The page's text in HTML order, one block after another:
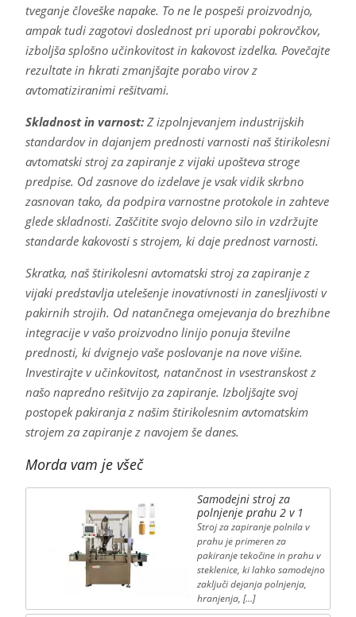
tveganje človeške napake. To ne le pospeši proizvodnjo,
ampak tudi zagotovi doslednost pri uporabi pokrovčkov,
izboljša splošno učinkovitost in kakovost izdelka. Povečajte
rezultate in hkrati zmanjšajte porabo virov z
avtomatiziranimi rešitvami.
Skladnost in varnost:Z izpolnjevanjem industrijskih
standardov in dajanjem prednosti varnosti naš štirikolesni
avtomatski stroj za zapiranje z vijaki upošteva stroge
predpise. Od zasnove do izdelave je vsak vidik skrbno
zasnovan tako, da podpira varnostne protokole in zahteve
glede skladnosti. Zaščitite svojo delovno silo in vzdržujte
standarde kakovosti s strojem, ki daje prednost varnosti.
Skratka, naš štirikolesni avtomatski stroj za zapiranje z
vijaki predstavlja utelešenje inovativnosti in zanesljivosti v
pakirnih strojih. Od natančnega omejevanja do brezhibne
integracije v vašo proizvodno linijo ponuja številne
prednosti, ki dvignejo vaše poslovanje na nove višine.
Investirajte v učinkovitost, natančnost in vsestranskost z
našo napredno rešitvijo za zapiranje. Izboljšajte svoj
postopek pakiranja z našim štirikolesnim avtomatskim
strojem za zapiranje z navojem še danes.
Morda vam je všeč
Samodejni stroj za
polnjenje prahu 2 v 1
Stroj za zapiranje polnila v
prahu je primeren za
pakiranje tekočine in prahu v
steklenice, ki lahko samodejno
zaključi dejanja polnjenja,
hranjenja, […]